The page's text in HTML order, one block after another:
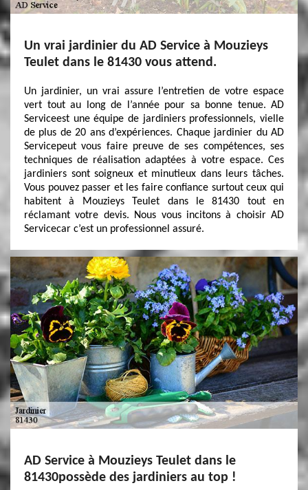
Un vrai jardinier du AD Service à Mouzieys
Teulet dans le 81430 vous attend.
Un jardinier, un vrai assure l’entretien de votre espace
vert tout au long de l’année pour sa bonne tenue. AD
Serviceest une équipe de jardiniers professionnels, vielle
de plus de 20 ans d’expériences. Chaque jardinier du AD
Servicepeut vous faire preuve de ses compétences, ses
techniques de réalisation adaptées à votre espace. Ces
jardiniers sont soigneux et minutieux dans leurs tâches.
Vous pouvez passer et les faire confiance surtout ceux qui
habitent à Mouzieys Teulet dans le 81430 tout en
réclamant votre devis. Nous vous incitons à choisir AD
Servicecar c’est un professionnel assuré.
AD Service à Mouzieys Teulet dans le
81430possède des jardiniers au top !